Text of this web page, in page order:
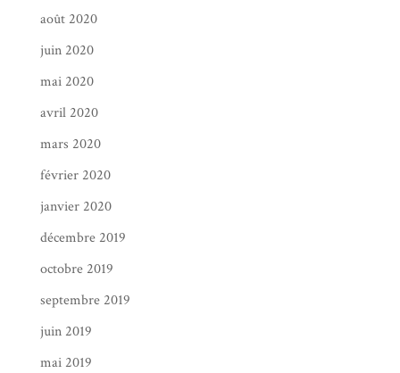
août 2020
juin 2020
mai 2020
avril 2020
mars 2020
février 2020
janvier 2020
décembre 2019
octobre 2019
septembre 2019
juin 2019
mai 2019